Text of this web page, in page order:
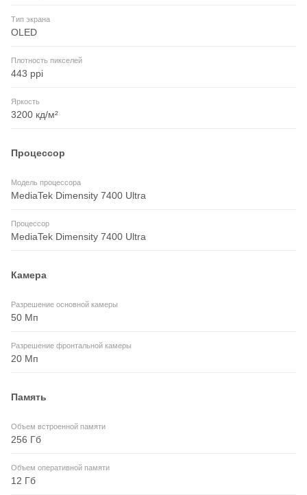
Тип экрана
OLED
Плотность пикселей
443 ppi
Яркость
3200 кд/м²
Процессор
Модель процессора
MediaTek Dimensity 7400 Ultra
Процессор
MediaTek Dimensity 7400 Ultra
Камера
Разрешение основной камеры
50 Мп
Разрешение фронтальной камеры
20 Мп
Память
Объем встроенной памяти
256 Гб
Объем оперативной памяти
12 Гб